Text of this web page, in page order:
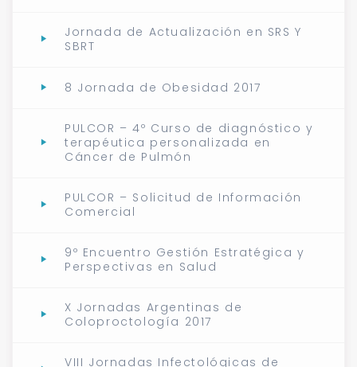
Jornada de Actualización en SRS Y
SBRT
8 Jornada de Obesidad 2017
PULCOR – 4º Curso de diagnóstico y
terapéutica personalizada en
Cáncer de Pulmón
PULCOR – Solicitud de Información
Comercial
9º Encuentro Gestión Estratégica y
Perspectivas en Salud
X Jornadas Argentinas de
Coloproctología 2017
VIII Jornadas Infectológicas de